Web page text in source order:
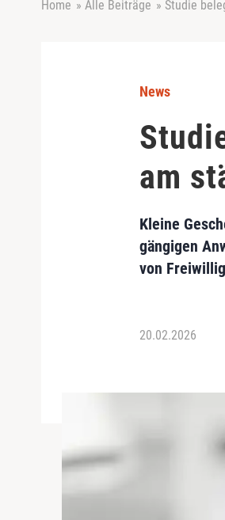
Home » Alle Beiträge » Studie
News
am
Kleine
gängigen
von
20.02.2026